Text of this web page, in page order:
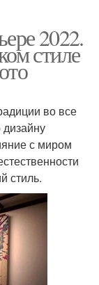
2022.
стиле
во все
с миром
стиль.